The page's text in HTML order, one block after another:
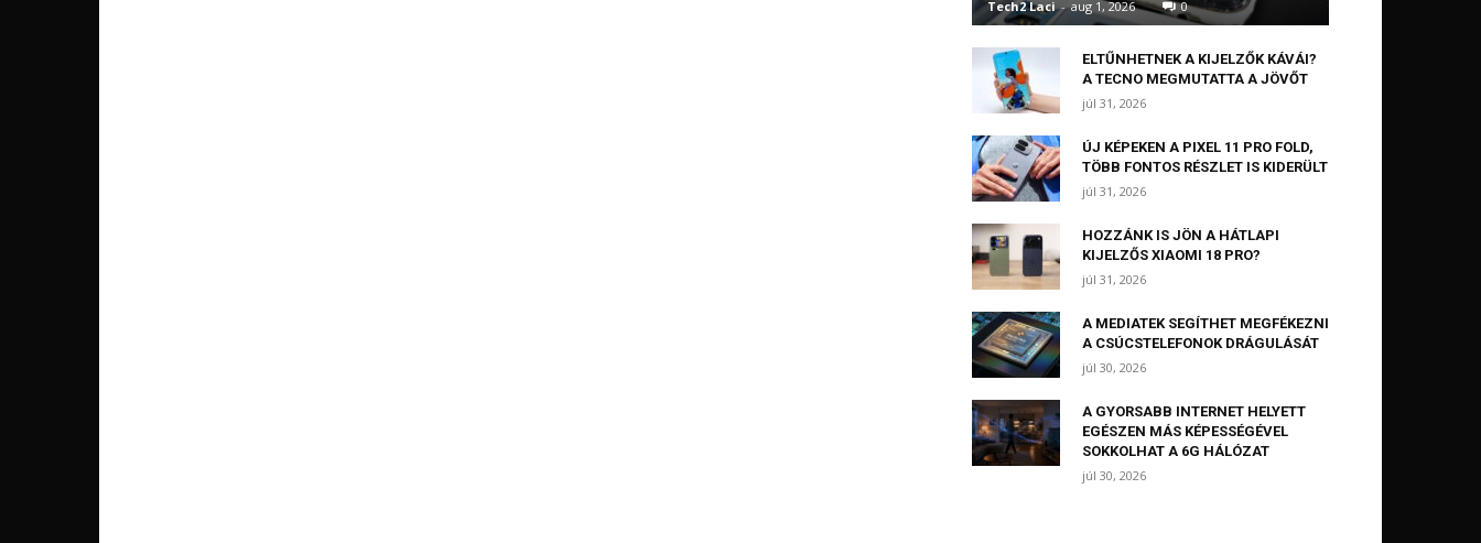
Tech2 Laci - aug 1, 2026 0
ELTŰNHETNEK A KIJELZŐK KÁVÁI?
A TECNO MEGMUTATTA A JÖVŐT
júl 31, 2026
ÚJ KÉPEKEN A PIXEL 11 PRO FOLD,
TÖBB FONTOS RÉSZLET IS KIDERÜLT
júl 31, 2026
HOZZÁNK IS JÖN A HÁTLAPI
KIJELZŐS XIAOMI 18 PRO?
júl 31, 2026
A MEDIATEK SEGÍTHET MEGFÉKEZNI
A CSÚCSTELEFONOK DRÁGULÁSÁT
júl 30, 2026
A GYORSABB INTERNET HELYETT
EGÉSZEN MÁS KÉPESSÉGÉVEL
SOKKOLHAT A 6G HÁLÓZAT
júl 30, 2026